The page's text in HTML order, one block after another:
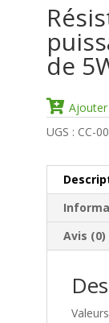
de
UGS : CC-
Avis (0)